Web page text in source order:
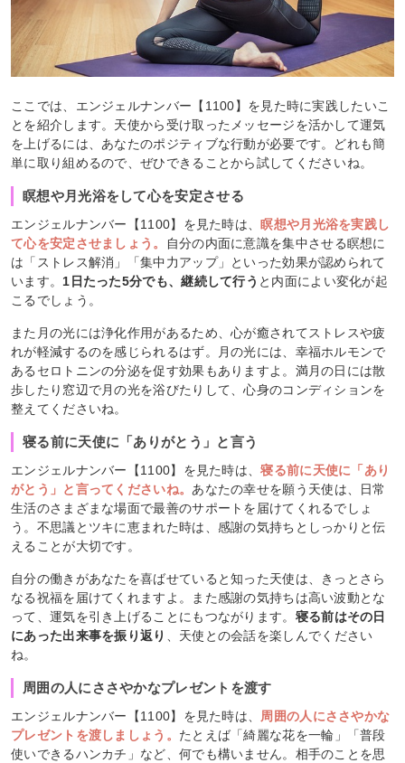
ここでは、エンジェルナンバー【1100】を見た時に実践したいこ
とを紹介します。天使から受け取ったメッセージを活かして運気
を上げるには、あなたのポジティブな行動が必要です。どれも簡
単に取り組めるので、ぜひできることから試してくださいね。
瞑想や月光浴をして心を安定させる
エンジェルナンバー【1100】を見た時は、瞑想や月光浴を実践し
て心を安定させましょう。
自分の内面に意識を集中させる瞑想に
は「ストレス解消」「集中力アップ」といった効果が認められて
います。 1日たった5分でも、継続して行う と内面によい変化が起
こるでしょう。
また月の光には浄化作用があるため、心が癒されてストレスや疲
れが軽減するのを感じられるはず。月の光には、幸福ホルモンで
あるセロトニンの分泌を促す効果もありますよ。満月の日には散
歩したり窓辺で月の光を浴びたりして、心身のコンディションを
整えてくださいね。
寝る前に天使に「ありがとう」と言う
エンジェルナンバー【1100】を見た時は、寝る前に天使に「あり
がとう」と言ってくださいね。 あなたの幸せを願う天使は、日常
生活のさまざまな場面で最善のサポートを届けてくれるでしょ
う。不思議とツキに恵まれた時は、感謝の気持ちとしっかりと伝
えることが大切です。
自分の働きがあなたを喜ばせていると知った天使は、きっとさら
なる祝福を届けてくれますよ。また感謝の気持ちは高い波動とな
って、運気を引き上げることにもつながります。 寝る前はその日
にあった出来事を振り返り
、天使との会話を楽しんでください
ね。
周囲の人にささやかなプレゼントを渡す
エンジェルナンバー【1100】を見た時は、
周囲の人にささやかな
プレゼントを渡しましょう。 たとえば「綺麗な花を一輪」「普段
使いできるハンカチ」など、何でも構いません。相手のことを思